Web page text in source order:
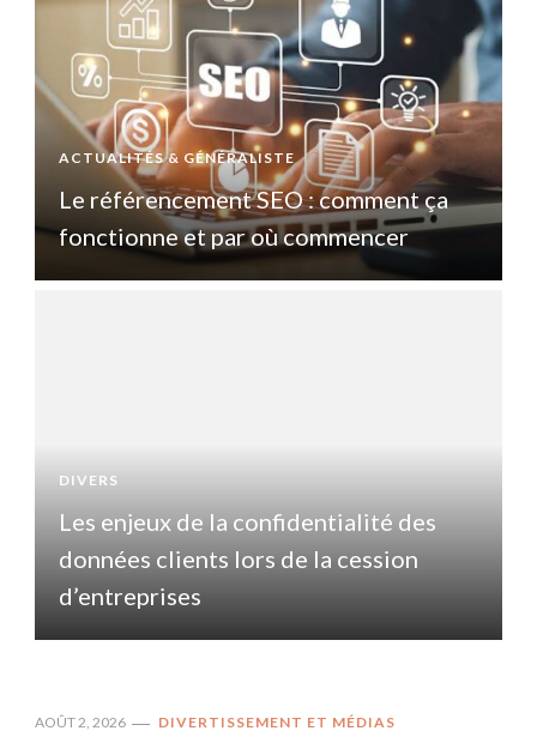
ACTUALITÉS & GÉNÉRALISTE
Le référencement SEO : comment ça
fonctionne et par où commencer
DIVERS
Les enjeux de la confidentialité des
données clients lors de la cession
d’entreprises
AOÛT 2, 2026 DIVERTISSEMENT ET MÉDIAS